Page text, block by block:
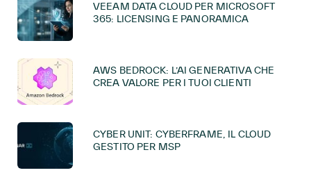
VEEAM DATA CLOUD PER MICROSOFT
365: LICENSING E PANORAMICA
AWS BEDROCK: L’AI GENERATIVA CHE
CREA VALORE PER I TUOI CLIENTI
CYBER UNIT: CYBERFRAME, IL CLOUD
GESTITO PER MSP